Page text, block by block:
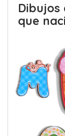
Dibujos
que